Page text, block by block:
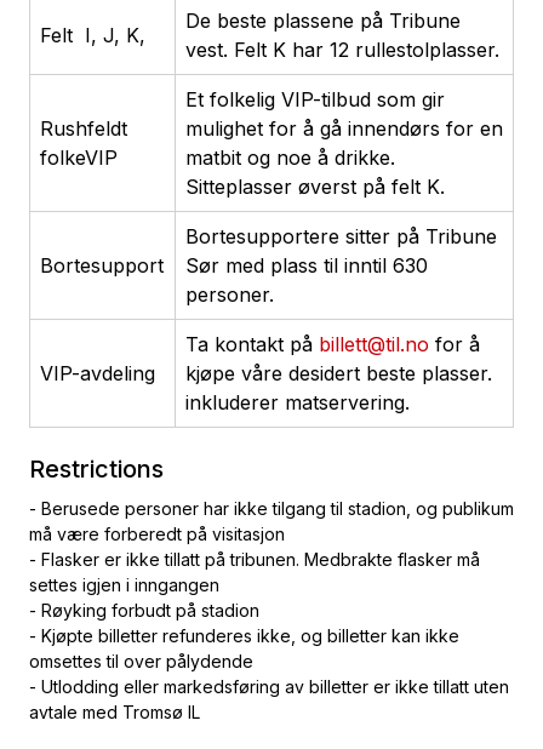
Felt I, J, K,
De beste plassene på Tribune
vest. Felt K har 12 rullestolplasser.
Rushfeldt
folkeVIP
Et folkelig VIP-tilbud som gir
mulighet for å gå innendørs for en
matbit og noe å drikke.
Sitteplasser øverst på felt K.
Bortesupport
Bortesupportere sitter på Tribune
Sør med plass til inntil 630
personer.
VIP-avdeling
Ta kontakt på billett@til.no for å
kjøpe våre desidert beste plasser.
inkluderer matservering.
Restrictions
- Berusede personer har ikke tilgang til stadion, og publikum
må være forberedt på visitasjon
- Flasker er ikke tillatt på tribunen. Medbrakte flasker må
settes igjen i inngangen
- Røyking forbudt på stadion
- Kjøpte billetter refunderes ikke, og billetter kan ikke
omsettes til over pålydende
- Utlodding eller markedsføring av billetter er ikke tillatt uten
avtale med Tromsø IL